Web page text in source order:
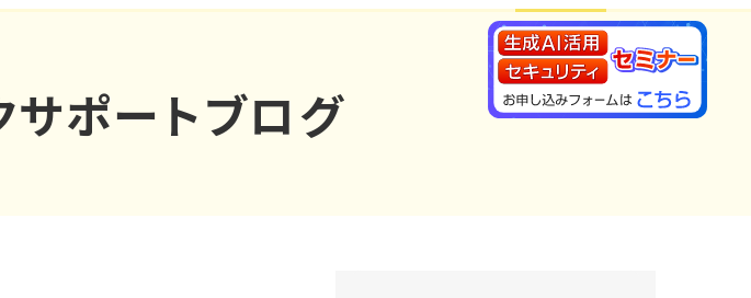
サポートブログ